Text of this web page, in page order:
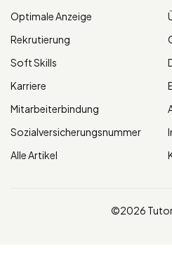
Optimale Anzeige
Rekrutierung
Soft Skills
Karriere
Mitarbeiterbindung
Sozialversicherungsnummer
Alle Artikel
©2026